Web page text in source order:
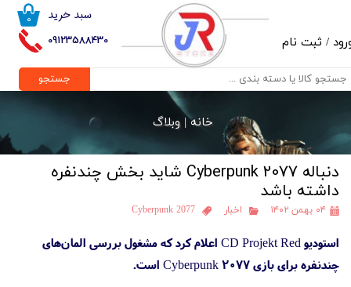
09123588430
۰ سبد خرید
/ ثبت نام
حساب کاربری من
تغییر گذر واژه
خروج از حساب کاربری
جستجو
خانه |وبلاگ
دنباله Cyberpunk 2077 شاید بخش چندنفره
داشته باشد
۰۴ بهمن ۱۴۰۲ اخبار Cyberpunk 2077
استودیو CD Projekt Red اعلام کرد که مشغول بررسی المان‌های
چندنفره برای بازی Cyberpunk 2077 است.